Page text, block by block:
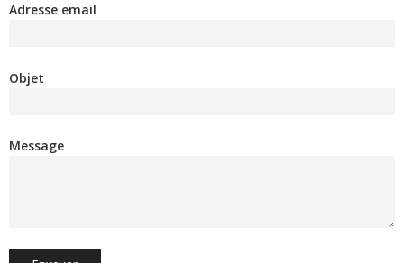
Adresse email
Objet
Message